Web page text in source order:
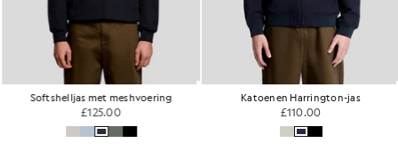
Softshelljas met meshvoering
£125.00
Katoenen Harrington-jas
£110.00